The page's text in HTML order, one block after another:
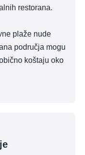
restorana.
plaže nude
područja mogu
koštaju oko